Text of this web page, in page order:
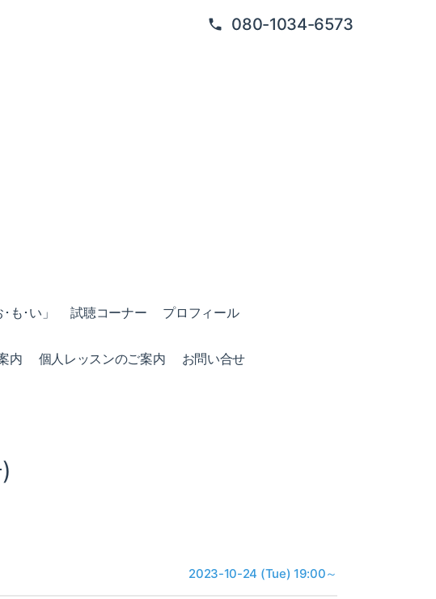
080-1034-6573
も･い」 試聴コーナー プロフィール
内 個人レッスンのご案内 お問い合せ
2023-10-24 (Tue) 19:00～